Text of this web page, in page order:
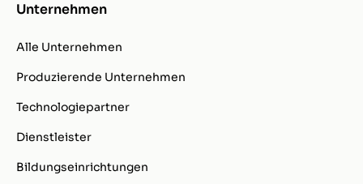
Unternehmen
Alle Unternehmen
Produzierende Unternehmen
Technologiepartner
Dienstleister
Bildungseinrichtungen